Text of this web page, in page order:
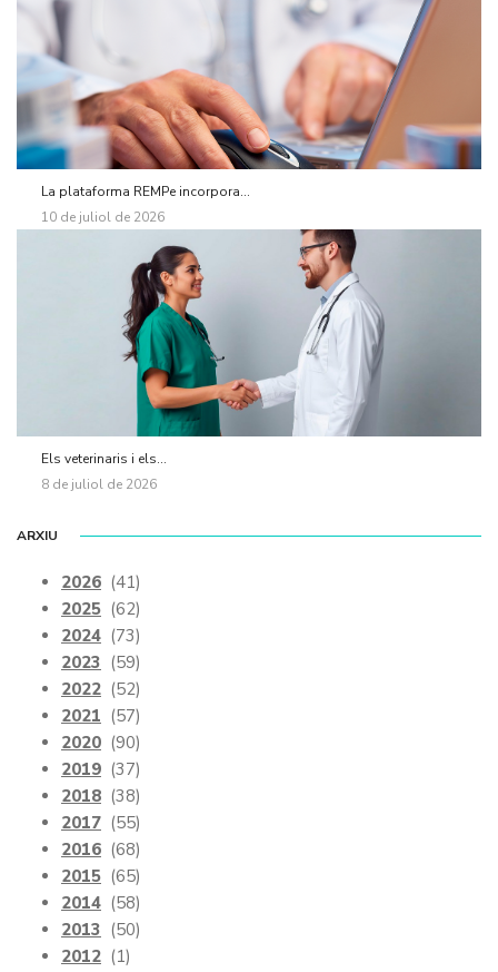
La plataforma REMPe incorpora...
10 de juliol de 2026
Els veterinaris i els...
8 de juliol de 2026
ARXIU
2026 (41)
2025 (62)
2024 (73)
2023 (59)
2022 (52)
2021 (57)
2020 (90)
2019 (37)
2018 (38)
2017 (55)
2016 (68)
2015 (65)
2014 (58)
2013 (50)
2012 (1)